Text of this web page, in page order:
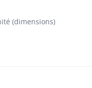
(dimensions)